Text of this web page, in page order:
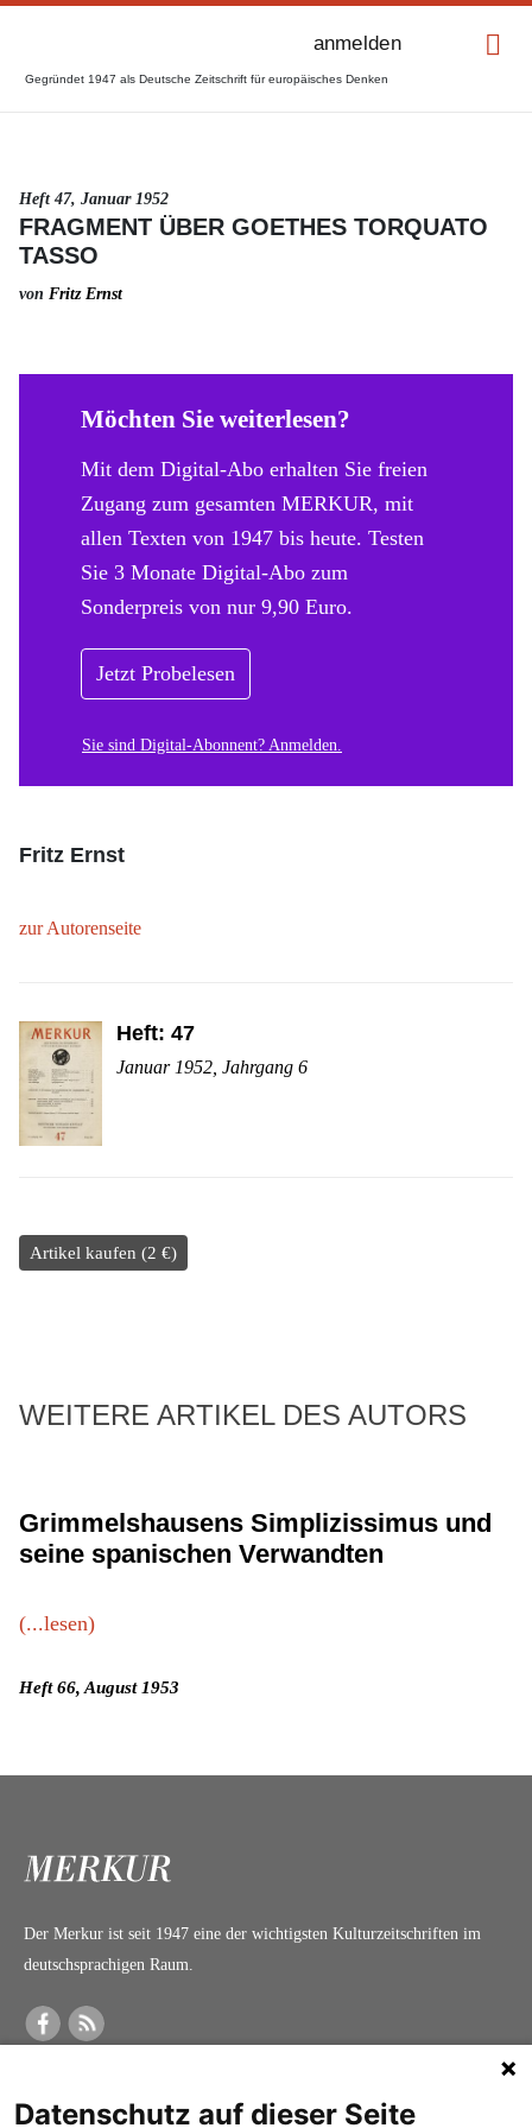
Gegründet 1947 als Deutsche Zeitschrift für europäisches Denken
anmelden
Heft 47, Januar 1952
FRAGMENT ÜBER GOETHES TORQUATO
TASSO
von Fritz Ernst
Möchten Sie weiterlesen?
Mit dem Digital-Abo erhalten Sie freien
Zugang zum gesamten MERKUR, mit
allen Texten von 1947 bis heute. Testen
Sie 3 Monate Digital-Abo zum
Sonderpreis von nur 9,90 Euro.
Jetzt Probelesen
Sie sind Digital-Abonnent? Anmelden.
Fritz Ernst
zur Autorenseite
Heft: 47
Januar 1952, Jahrgang 6
Artikel kaufen (2 €)
WEITERE ARTIKEL DES AUTORS
Grimmelshausens Simplizissimus und
seine spanischen Verwandten
(...lesen)
Heft 66, August 1953
Der Merkur ist seit 1947 eine der wichtigsten Kulturzeitschriften im
deutschsprachigen Raum.
Was ist der Merkur? Alle Abos im Überblick Impressum
Datenschutz auf dieser Seite